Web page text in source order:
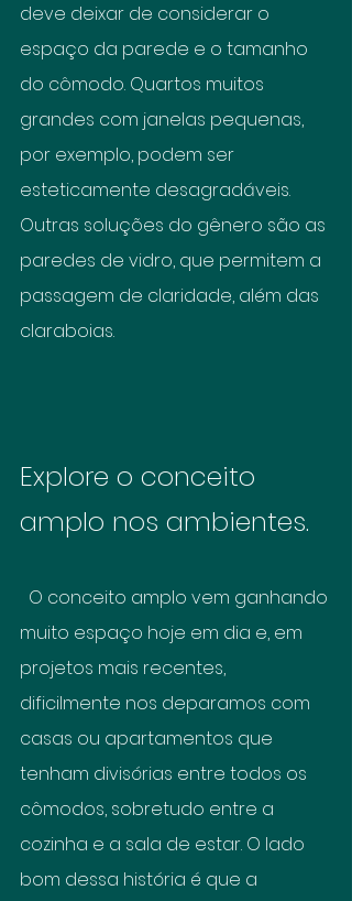
deve deixar de considerar o
espaço da parede e o tamanho
do cômodo. Quartos muitos
grandes com janelas pequenas,
por exemplo, podem ser
esteticamente desagradáveis.
Outras soluções do gênero são as
paredes de vidro, que permitem a
passagem de claridade, além das
claraboias.
Explore o conceito
amplo nos ambientes.
muito espaço hoje em dia e, em
projetos mais recentes,
dificilmente nos deparamos com
casas ou apartamentos que
tenham divisórias entre todos os
cômodos, sobretudo entre a
cozinha e a sala de estar. O lado
bom dessa história é que a